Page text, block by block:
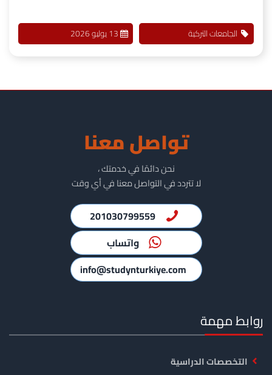
الجامعات التركية 13 يوليو 2026
تواصل معنا
نحن دائمًا في خدمتك ،
لا تتردد في التواصل معنا في أي وقت
201030799559
واتساب
info@studynturkiye.com
روابط مهمة
التخصصات الدراسية